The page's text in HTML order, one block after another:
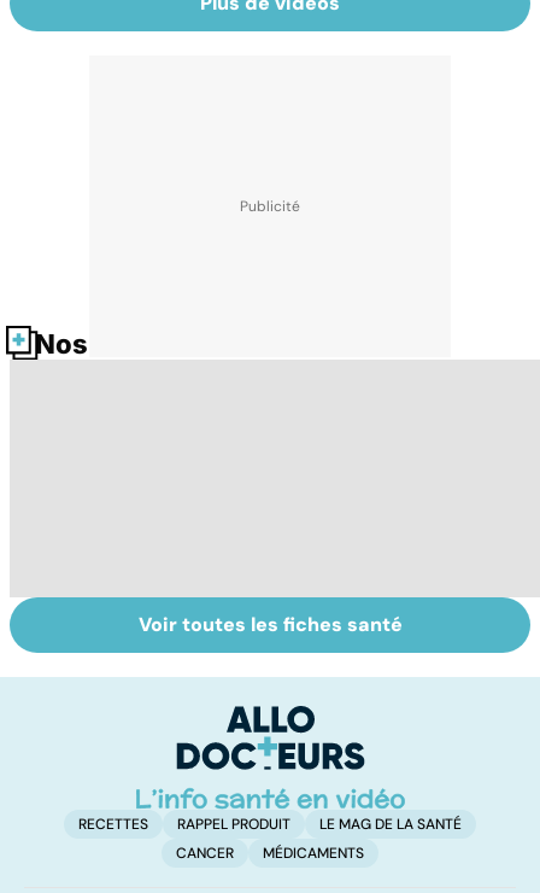
Nos fiches santé
Tout savoir sur le
vitiligo
Prurit,
démangeaisons :
peau qui gratte !
Voir toutes les fiches santé
RECETTES RAPPEL PRODUIT
LE MAG DE LA SANTÉ
CANCER
MÉDICAMENTS